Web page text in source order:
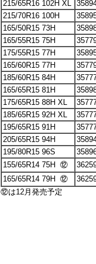
215/65R16 102H XL
215/70R16 100H
165/50R15 73H
165/55R15 75H
175/55R15 77H
165/60R15 77H
185/60R15 84H
165/65R15 81H
175/65R15 88H XL
185/65R15 92H XL
195/65R15 91H
205/65R15 94H
195/80R15 96S
155/65R14 75H ⑫
165/65R14 79H ⑫
⑫は12月発売予定